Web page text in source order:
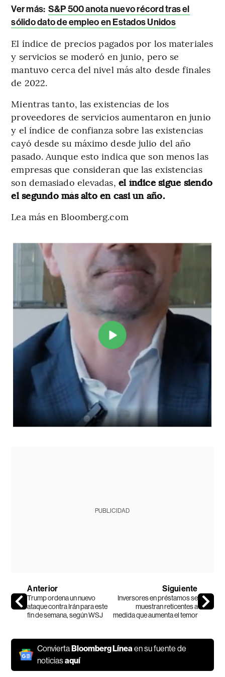
Ver más: S&P 500 anota nuevo récord tras el
sólido dato de empleo en Estados Unidos
El índice de precios pagados por los materiales
y servicios se moderó en junio, pero se
mantuvo cerca del nivel más alto desde finales
de 2022.
Mientras tanto, las existencias de los
proveedores de servicios aumentaron en junio
y el índice de confianza sobre las existencias
cayó desde su máximo desde julio del año
pasado. Aunque esto indica que son menos las
empresas que consideran que las existencias
son demasiado elevadas, el índice sigue siendo
el segundo más alto en casi un año.
Lea más en Bloomberg.com
PUBLICIDAD
Anterior
Trump ordena un nuevo
ataque contra Irán para este
fin de semana, según WSJ
Siguiente
Inversores en préstamos se
muestran reticentes a
medida que aumenta el temor
ConviertaBloomberg Línea en su fuente de
noticiasaquí